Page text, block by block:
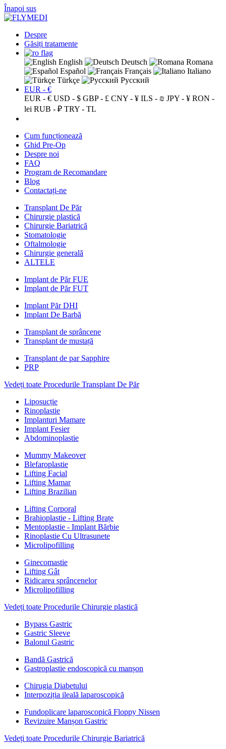
Înapoi sus
Despre
Găsiți tratamente
English Deutsch
Romana
Español
Français
Italiano
Türkçe
Русский
EUR - €
EUR - € USD - $ GBP - £ CNY - ¥ ILS - ₪ JPY - ¥ RON -
lei RUB - ₽ TRY - TL
Cum funcționează
Ghid Pre-Op
Despre noi
FAQ
Program de Recomandare
Blog
Contactați-ne
Transplant De Păr
Chirurgie plastică
Chirurgie Bariatrică
Stomatologie
Oftalmologie
Chirurgie generală
ALTELE
Implant de Păr FUE
Implant de Păr FUT
Implant Păr DHI
Implant De Barbă
Transplant de sprâncene
Transplant de mustață
Transplant de par Sapphire
PRP
Vedeți toate Procedurile Transplant De Păr
Liposucție
Rinoplastie
Implanturi Mamare
Implant Fesier
Abdominoplastie
Mummy Makeover
Blefaroplastie
Lifting Facial
Lifting Mamar
Lifting Brazilian
Lifting Corporal
Brahioplastie - Lifting Brațe
Mentoplastie - Implant Bărbie
Rinoplastie Cu Ultrasunete
Microlipofilling
Ginecomastie
Lifting Gât
Ridicarea sprâncenelor
Microlipofilling
Vedeți toate Procedurile Chirurgie plastică
Bypass Gastric
Gastric Sleeve
Balonul Gastric
Bandă Gastrică
Gastroplastie endoscopică cu manșon
Chirugia Diabetului
Interpoziția ileală laparoscopică
Fundoplicare laparoscopică Floppy Nissen
Revizuire Manșon Gastric
Vedeți toate Procedurile Chirurgie Bariatrică